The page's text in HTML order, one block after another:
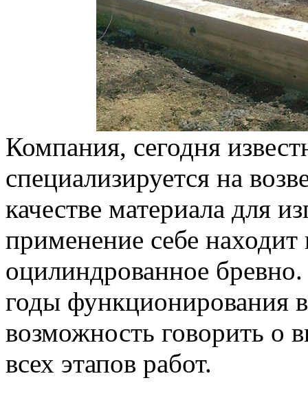
Компания, сегодня
специализируется на
качестве материала для
применение себе
оцилиндрованное
годы функционирования
возможность говорить о
всех этапов работ.